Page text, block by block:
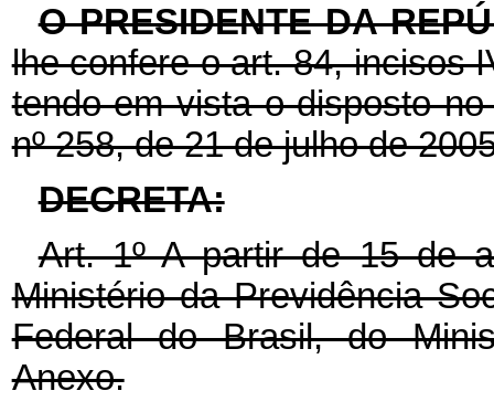
O PRESIDENTE DA
lhe confere o art. 84, incisos
tendo em vista o disposto
nº 258, de 21 de julho de
DECRETA:
Art. 1º A partir de 15 de
Ministério da Previdência
Federal do Brasil, do
Anexo.